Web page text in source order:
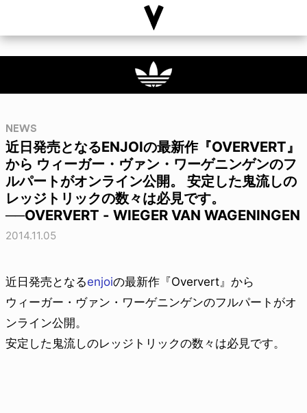
NEWS
近日発売となるENJOIの最新作『OVERVERT』
から ウィーガー・ヴァン・ワーゲニンゲンのフ
ルパートがオンライン公開。 安定した鬼流しの
レッジトリックの数々は必見です。
──OVERVERT - WIEGER VAN WAGENINGEN
2014.11.05
近日発売となるenjoiの最新作『Oververt』から
ウィーガー・ヴァン・ワーゲニンゲンのフルパートがオ
ンライン公開。
安定した鬼流しのレッジトリックの数々は必見です。